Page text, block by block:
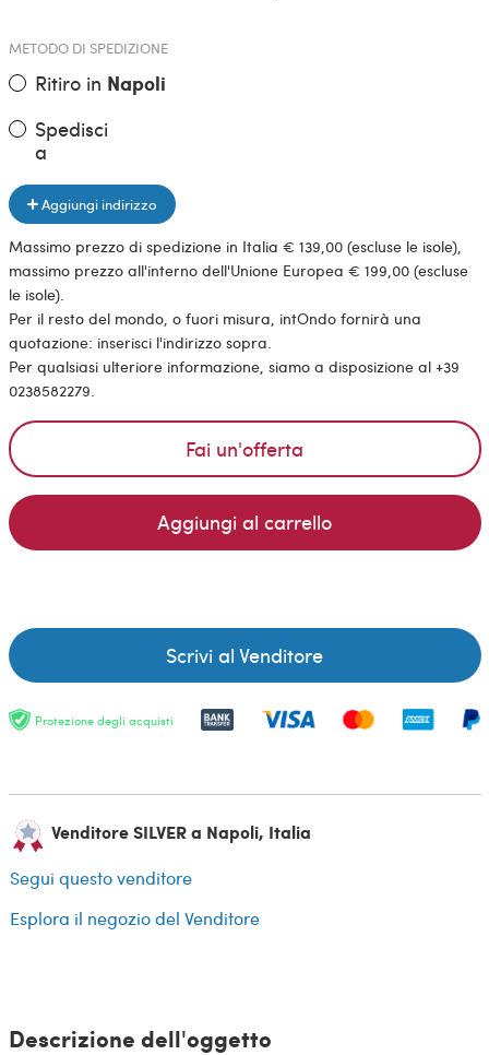
METODO DI SPEDIZIONE
Ritiro in Napoli
Spedisci
a
Aggiungi indirizzo
Massimo prezzo di spedizione in Italia € 139,00 (escluse le isole),
massimo prezzo all'interno dell'Unione Europea € 199,00 (escluse
le isole).
Per il resto del mondo, o fuori misura, intOndo fornirà una
quotazione: inserisci l'indirizzo sopra.
Per qualsiasi ulteriore informazione, siamo a disposizione al +39
0238582279.
Fai un'offerta
Aggiungi al carrello
Scrivi al Venditore
Protezione degli acquisti
Venditore SILVER a Napoli, Italia
Segui questo venditore
Esplora il negozio del Venditore
Descrizione dell'oggetto